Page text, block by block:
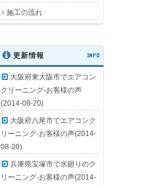
施工の流れ
更新情報 INFO
大阪府東大阪市でエアコン
クリーニング-お客様の声
(2014-08-20)
大阪府八尾市でエアコンク
リーニング-お客様の声(2014-
08-20)
兵庫県宝塚市で水廻りのク
リーニング-お客様の声(2014-